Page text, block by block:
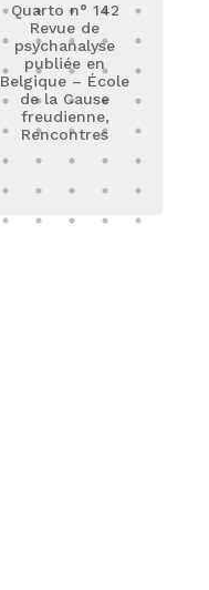
Quarto n° 142
Revue de
psychanalyse
publiée en
Belgique – École
de la Cause
freudienne,
Rencontres